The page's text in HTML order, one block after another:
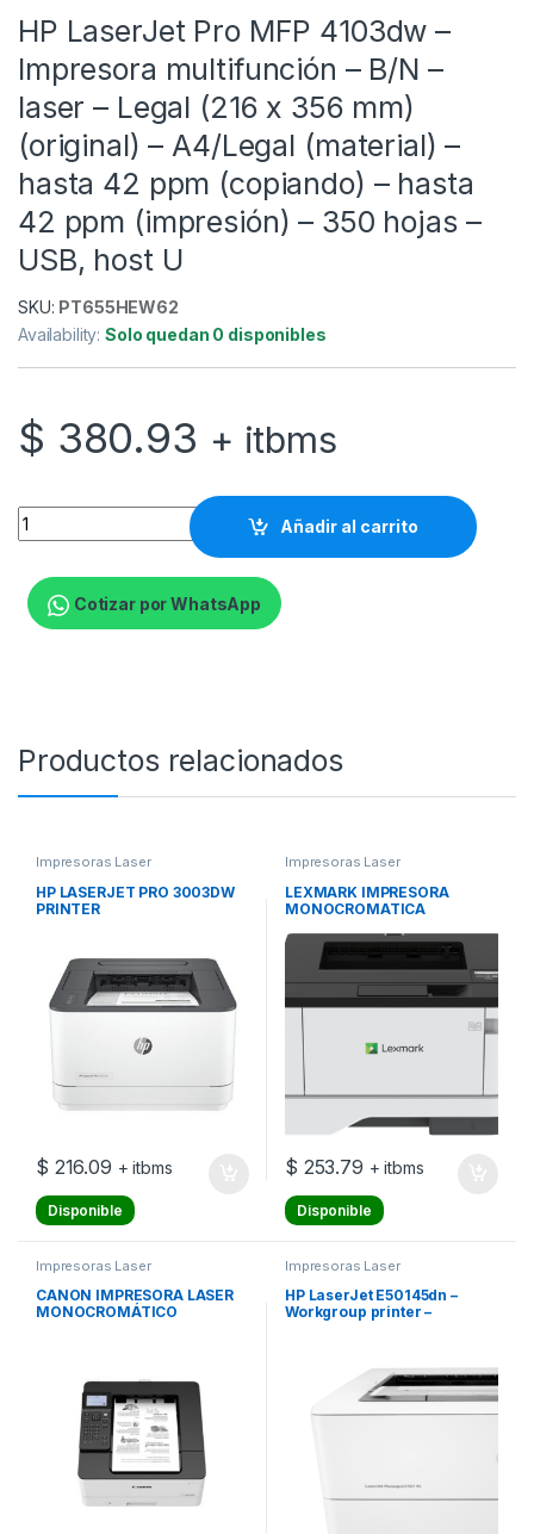
HP LaserJet Pro MFP 4103dw –
Impresora multifunción – B/N –
laser – Legal (216 x 356 mm)
(original) – A4/Legal (material) –
hasta 42 ppm (copiando) – hasta
42 ppm (impresión) – 350 hojas –
USB, host U
SKU: PT655HEW62
Availability:Solo quedan 0 disponibles
$ 380.93 + itbms
HP LaserJet Pro MFP 4103dw - Impresora multifunción - B/
Añadir al carrito
Cotizar por WhatsApp
Productos relacionados
Impresoras Laser
HP LASERJET PRO 3003DW
PRINTER
$ 216.09 + itbms
Disponible
Impresoras Laser
LEXMARK IMPRESORA
MONOCROMATICA
$ 253.79 + itbms
Disponible
Impresoras Laser
CANON IMPRESORA LASER
MONOCROMÁTICO
Impresoras Laser
HP LaserJet E50145dn –
Workgroup printer –